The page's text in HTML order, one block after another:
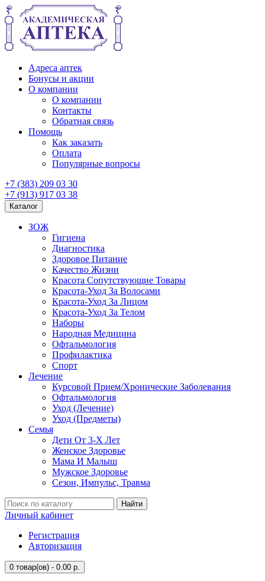
Адреса аптек
Бонусы и акции
О компании
О компании
Контакты
Обратная связь
Помощь
Как заказать
Оплата
Популярные вопросы
+7 (383) 209 03 30
+7 (913) 917 03 38
Каталог
ЗОЖ
Гигиена
Диагностика
Здоровое Питание
Качество Жизни
Красота Сопутствующие Товары
Красота-Уход За Волосами
Красота-Уход За Лицом
Красота-Уход За Телом
Наборы
Народная Медицина
Офтальмология
Профилактика
Спорт
Лечение
Курсовой Прием/Хронические Заболевания
Офтальмология
Уход (Лечение)
Уход (Предметы)
Семья
Дети От 3-Х Лет
Женское Здоровье
Мама И Малыш
Мужское Здоровье
Сезон, Импульс, Травма
Найти
Личный кабинет
Регистрация
Авторизация
0 товар(ов) - 0.00 р.